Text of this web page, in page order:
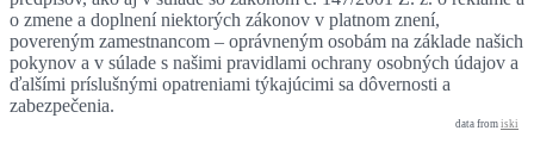
data from iski
o zmene a doplnení niektorých zákonov v platnom znení,
povereným zamestnancom – oprávneným osobám na základe našich
pokynov a v súlade s našimi pravidlami ochrany osobných údajov a
ďalšími príslušnými opatreniami týkajúcimi sa dôvernosti a
zabezpečenia.